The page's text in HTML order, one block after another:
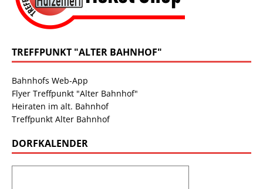
TREFFPUNKT "ALTER BAHNHOF"
Bahnhofs Web-App
Flyer Treffpunkt "Alter Bahnhof"
Heiraten im alt. Bahnhof
Treffpunkt Alter Bahnhof
DORFKALENDER